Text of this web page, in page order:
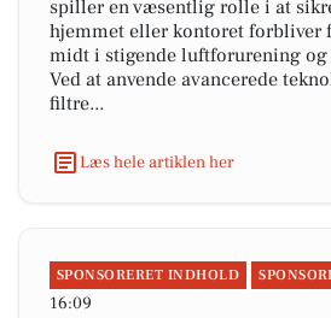
spiller en væsentlig rolle i at
hjemmet eller kontoret forbliver
midt i stigende luftforurening
Ved at anvende avancerede
filtre...
Læs hele artiklen her
SPONSORERET INDHOLD
16:09